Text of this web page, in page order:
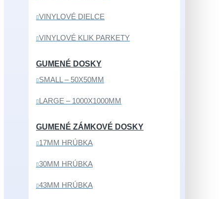
VINYLOVÉ DIELCE
VINYLOVÉ KLIK PARKETY
GUMENÉ DOSKY
SMALL – 50X50MM
LARGE – 1000X1000MM
GUMENÉ ZÁMKOVÉ DOSKY
17MM HRÚBKA
30MM HRÚBKA
43MM HRÚBKA